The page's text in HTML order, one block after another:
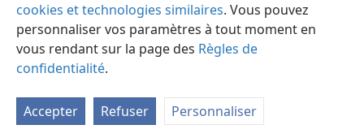
cookies et technologies similaires. Vous pouvez
personnaliser vos paramètres à tout moment en
vous rendant sur la page des Règles de
confidentialité.
Accepter Refuser Personnaliser